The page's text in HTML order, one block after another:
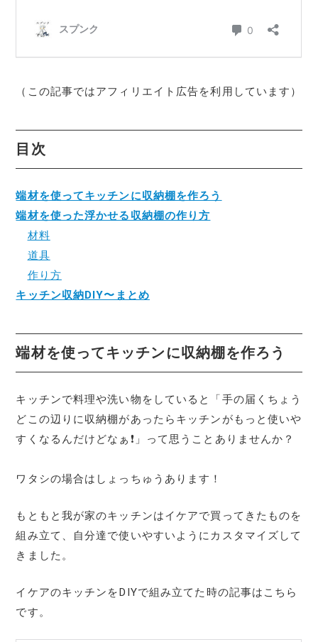
（この記事ではアフィリエイト広告を利用しています）
目次
端材を使ってキッチンに収納棚を作ろう
端材を使った浮かせる収納棚の作り方
材料
道具
作り方
キッチン収納DIY〜まとめ
端材を使ってキッチンに収納棚を作ろう
キッチンで料理や洗い物をしていると「手の届くちょう
どこの辺りに収納棚があったらキッチンがもっと使いや
すくなるんだけどなぁ❗」って思うことありませんか？
ワタシの場合はしょっちゅうあります！
もともと我が家のキッチンはイケアで買ってきたものを
組み立て、自分達で使いやすいようにカスタマイズして
きました。
イケアのキッチンをDIYで組み立てた時の記事はこちら
です。